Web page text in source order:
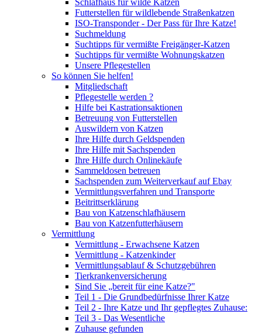
Schlafhaus für wilde Katzen
Futterstellen für wildlebende Straßenkatzen
ISO-Transponder - Der Pass für Ihre Katze!
Suchmeldung
Suchtipps für vermißte Freigänger-Katzen
Suchtipps für vermißte Wohnungskatzen
Unsere Pflegestellen
So können Sie helfen!
Mitgliedschaft
Pflegestelle werden ?
Hilfe bei Kastrationsaktionen
Betreuung von Futterstellen
Auswildern von Katzen
Ihre Hilfe durch Geldspenden
Ihre Hilfe mit Sachspenden
Ihre Hilfe durch Onlinekäufe
Sammeldosen betreuen
Sachspenden zum Weiterverkauf auf Ebay
Vermittlungsverfahren und Transporte
Beitrittserklärung
Bau von Katzenschlafhäusern
Bau von Katzenfutterhäusern
Vermittlung
Vermittlung - Erwachsene Katzen
Vermittlung - Katzenkinder
Vermittlungsablauf & Schutzgebühren
Tierkrankenversicherung
Sind Sie „bereit für eine Katze?"
Teil 1 - Die Grundbedürfnisse Ihrer Katze
Teil 2 - Ihre Katze und Ihr gepflegtes Zuhause:
Teil 3 - Das Wesentliche
Zuhause gefunden